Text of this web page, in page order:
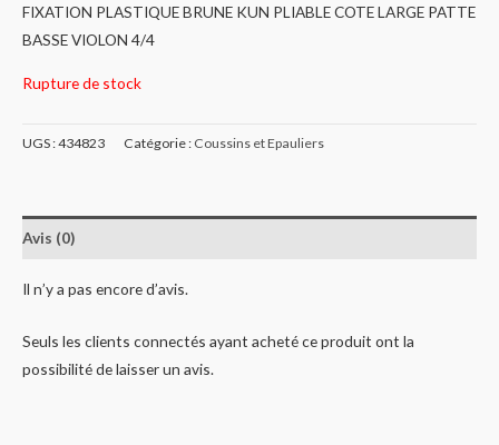
FIXATION PLASTIQUE BRUNE KUN PLIABLE COTE LARGE PATTE
BASSE VIOLON 4/4
Rupture de stock
UGS :434823 Catégorie : Coussins et Epauliers
Avis (0)
Il n’y a pas encore d’avis.
Seuls les clients connectés ayant acheté ce produit ont la
possibilité de laisser un avis.